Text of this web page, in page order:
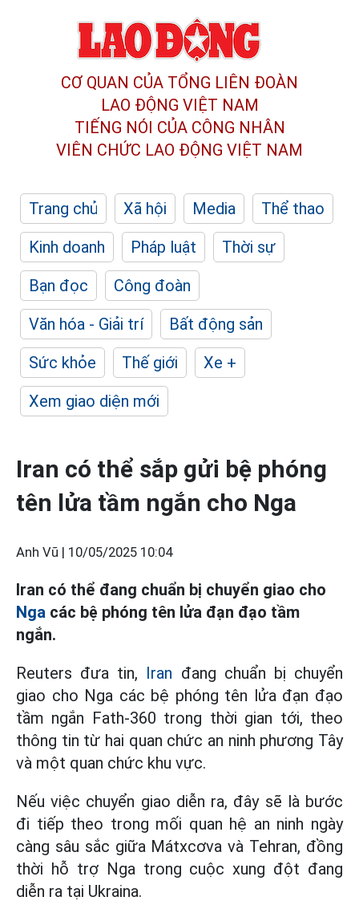
CƠ QUAN CỦA TỔNG LIÊN ĐOÀN
LAO ĐỘNG VIỆT NAM
TIẾNG NÓI CỦA CÔNG NHÂN
VIÊN CHỨC LAO ĐỘNG VIỆT NAM
Trang chủ Xã hội Media
Thể thao
Kinh doanh
Pháp luật
Thời sự
Bạn đọc
Công đoàn
Văn hóa - Giải trí
Bất động sản
Sức khỏe
Thế giới
Xe +
Xem giao diện mới
Iran có thể sắp gửi bệ phóng
tên lửa tầm ngắn cho Nga
Anh Vũ | 10/05/2025 10:04
Iran có thể đang chuẩn bị chuyển giao cho
Nga các bệ phóng tên lửa đạn đạo tầm
ngắn.
Reuters đưa tin, Iran đang chuẩn bị chuyển
giao cho Nga các bệ phóng tên lửa đạn đạo
tầm ngắn Fath-360 trong thời gian tới, theo
thông tin từ hai quan chức an ninh phương Tây
và một quan chức khu vực.
Nếu việc chuyển giao diễn ra, đây sẽ là bước
đi tiếp theo trong mối quan hệ an ninh ngày
càng sâu sắc giữa Mátxcơva và Tehran, đồng
thời hỗ trợ Nga trong cuộc xung đột đang
diễn ra tại Ukraina.